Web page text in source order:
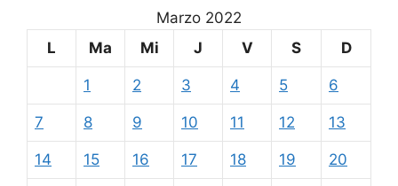
Marzo 2022
L
Ma Mi J V S D
1 2 3 4 5 6
7 8 9 10 11 12 13
14 15 16 17 18 19 20